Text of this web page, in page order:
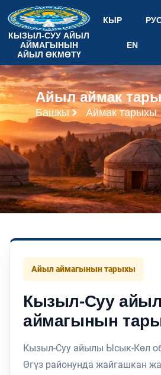
КЫЗЫЛ-СУУ АЙЫЛ
АЙМАГЫНЫН
АЙЫЛ ӨКМӨТҮ
КЫР
EN
Айыл аймак
Башкы Аймак тарыхы
Айыл аймагынын тарыхы
Кызыл-Суу айыл
аймагынын
Кызыл-Суу айылы Ысык-Көл
Өгүз районунда жайгашкан